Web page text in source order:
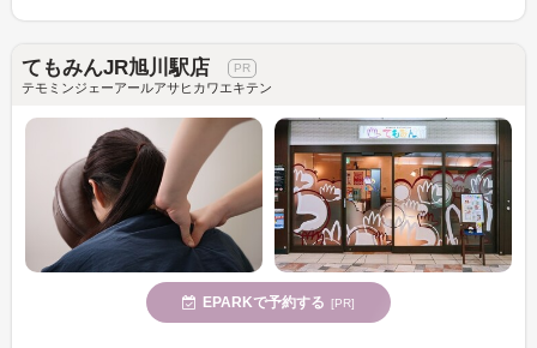
てもみんJR旭川駅店
テモミンジェーアールアサヒカワエキテン
EPARKで予約する [PR]